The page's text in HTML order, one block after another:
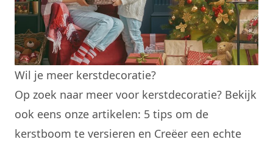
Wil je meer kerstdecoratie?
Op zoek naar meer voor kerstdecoratie? Bekijk
ook eens onze artikelen: 5 tips om de
kerstboom te versieren en Creëer een echte